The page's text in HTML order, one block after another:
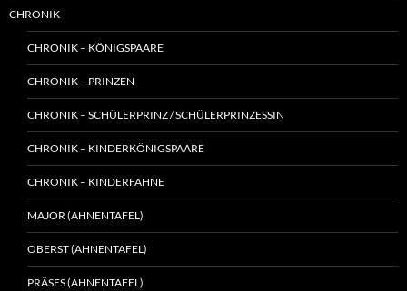
CHRONIK
CHRONIK – KÖNIGSPAARE
CHRONIK – PRINZEN
CHRONIK – SCHÜLERPRINZ / SCHÜLERPRINZESSIN
CHRONIK – KINDERKÖNIGSPAARE
CHRONIK – KINDERFAHNE
MAJOR (AHNENTAFEL)
OBERST (AHNENTAFEL)
PRÄSES (AHNENTAFEL)